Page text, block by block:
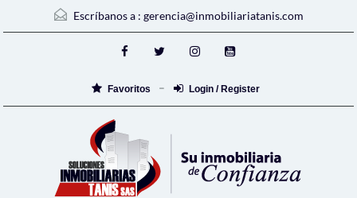
Escríbanos a : gerencia@inmobiliariatanis.com
Favoritos Login / Register